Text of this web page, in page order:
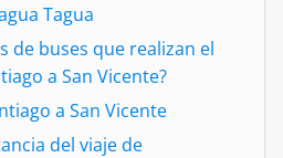
Tagua
de buses que realizan el
a San Vicente?
a San Vicente
del viaje de